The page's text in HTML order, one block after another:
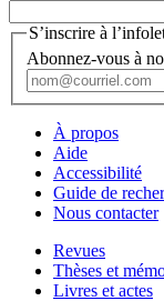
S’inscrire à
Abonnez-vous à
À propos
Aide
Accessibilité
Guide de
Nous contacter
Revues
Thèses et
Livres et actes